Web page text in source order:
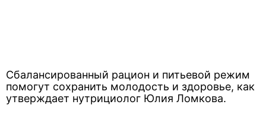
Сбалансированный рацион и питьевой режим
помогут сохранить молодость и здоровье, как
утверждает нутрициолог Юлия Ломкова.